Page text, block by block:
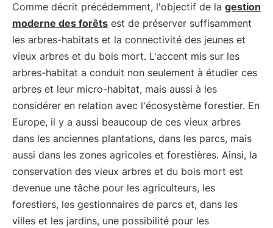
Comme décrit précédemment, l'objectif de la gestion
moderne des forêts est de préserver suffisamment
les arbres-habitats et la connectivité des jeunes et
vieux arbres et du bois mort. L'accent mis sur les
arbres-habitat a conduit non seulement à étudier ces
arbres et leur micro-habitat, mais aussi à les
considérer en relation avec l'écosystème forestier. En
Europe, il y a aussi beaucoup de ces vieux arbres
dans les anciennes plantations, dans les parcs, mais
aussi dans les zones agricoles et forestières. Ainsi, la
conservation des vieux arbres et du bois mort est
devenue une tâche pour les agriculteurs, les
forestiers, les gestionnaires de parcs et, dans les
villes et les jardins, une possibilité pour les